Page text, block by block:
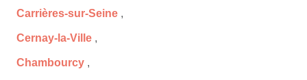
Carrières-sur-Seine ,
Cernay-la-Ville ,
Chambourcy ,